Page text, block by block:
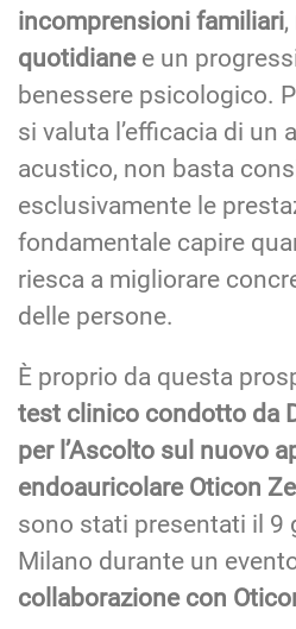
incomprensioni familiari,
quotidianee un
benessere psicologico.
si valuta l’efficacia di un
acustico, non basta
esclusivamente le
fondamentale capire
riesca a migliorare
delle persone.
È proprio da questa
test clinico condotto da
per l’Ascolto sul nuovo
endoauricolare Oticon
sono stati presentati il 9
Milano durante un
collaborazione con